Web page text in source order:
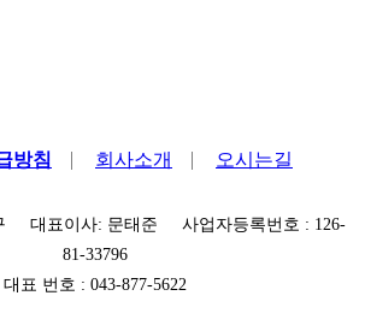
방침 회사소개 오시는길
대표이사: 문태준 사업자등록번호 : 126-
81-33796
대표 번호 : 043-877-5622